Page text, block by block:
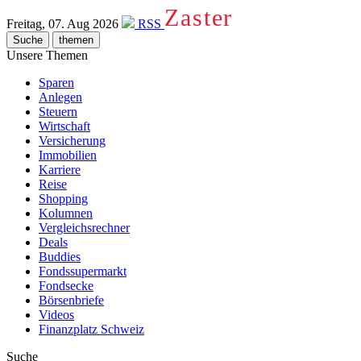
Freitag, 07. Aug 2026 RSS Zaster
Suche themen
Unsere Themen
Sparen
Anlegen
Steuern
Wirtschaft
Versicherung
Immobilien
Karriere
Reise
Shopping
Kolumnen
Vergleichsrechner
Deals
Buddies
Fondssupermarkt
Fondsecke
Börsenbriefe
Videos
Finanzplatz Schweiz
Suche